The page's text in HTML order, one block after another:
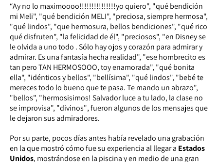
“Ay no lo maximoooo!!!!!!!!!!!!!!!yo quiero", "qué bendición
mi Meli", "qué bendición MELI", "preciosa, siempre hermosa",
"qué lindos", "que hermosura, bellos bendiciones", "qué rico
qué disfruten", "la felicidad de él", "preciosos", "en Disney se
le olvida a uno todo . Sólo hay ojos y corazón para admirar y
admirar. Es una fantasía hecha realidad", "ese hombrecito es
tan pero TAN HERMOSOOO, toy enamorada", "qué bonita
ella", "idénticos y bellos", "bellísima", "qué lindos", "bebé te
mereces todo lo bueno que te pasa. Te mando un abrazo",
"bellos", "hermosisimos! Salvador luce a tu lado, la clase no
se improvisa", "divinos", fueron algunos de los mensajes que
le dejaron sus admiradores.
Por su parte, pocos días antes había revelado una grabación
en la que mostró cómo fue su experiencia al llegar a Estados
Unidos, mostrándose en la piscina y en medio de una gran